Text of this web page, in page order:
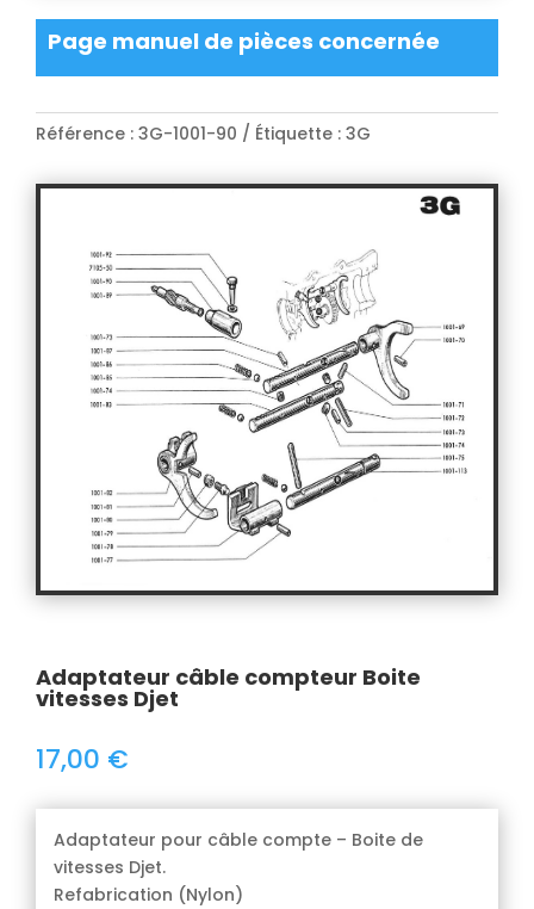
Page manuel de pièces concernée
Référence : 3G-1001-90 Étiquette : 3G
Adaptateur câble compteur Boite
vitesses Djet
17,00 €
Adaptateur pour câble compte – Boite de
vitesses Djet.
Refabrication (Nylon)